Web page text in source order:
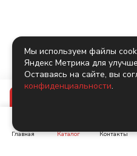
Главная Каталог Контакты
Мы используем файлы
Яндекс Метрика для
Оставаясь на сайте, вы
конфиденциальности.